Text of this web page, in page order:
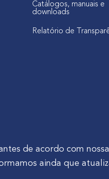
Catálogos, manuais e
downloads
Relatório de
nº 81, Ferrari | CEP
de acordo com nossa
ainda que